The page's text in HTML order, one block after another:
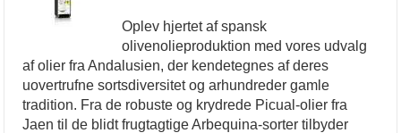
Oplev hjertet af spansk
olivenolieproduktion med vores udvalg
af olier fra Andalusien, der kendetegnes af deres
uovertrufne sortsdiversitet og arhundreder gamle
tradition. Fra de robuste og krydrede Picual-olier fra
Jaen til de blidt frugtagtige Arbequina-sorter tilbyder